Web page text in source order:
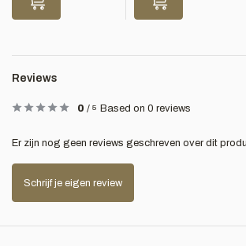
Reviews
0 / 5 Based on 0 reviews
Er zijn nog geen reviews geschreven over dit
Schrijf je eigen review